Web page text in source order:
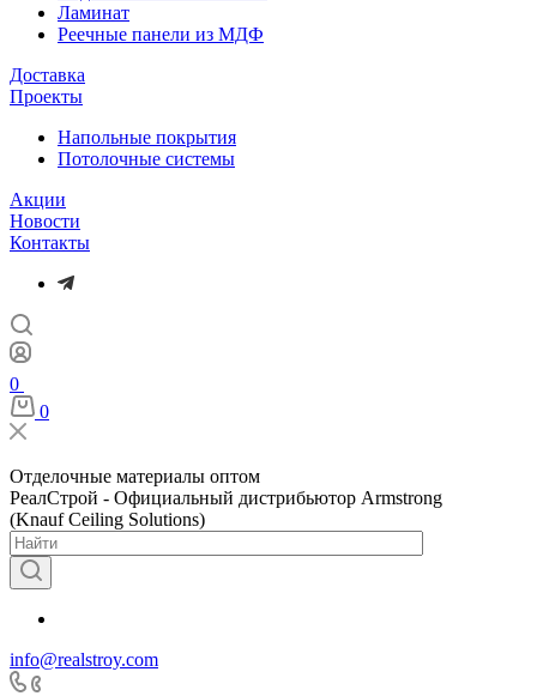
Ламинат
Реечные панели из МДФ
Доставка
Проекты
Напольные покрытия
Потолочные системы
Акции
Новости
Контакты
0
0
Отделочные материалы оптом
РеалСтрой - Официальный дистрибьютор Armstrong
(Knauf Ceiling Solutions)
info@realstroy.com